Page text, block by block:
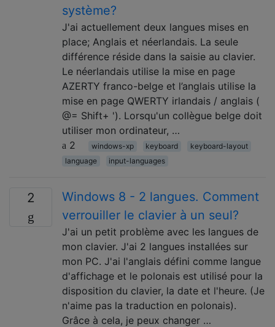
système?
J'ai actuellement deux langues mises en
place; Anglais et néerlandais. La seule
différence réside dans la saisie au clavier.
Le néerlandais utilise la mise en page
AZERTY franco-belge et l’anglais utilise la
mise en page QWERTY irlandais / anglais (
@= Shift+ '). Lorsqu'un collègue belge doit
utiliser mon ordinateur, …
2
windows-xp keyboard
keyboard-layout
language
input-languages
2
Windows 8 - 2 langues. Comment
verrouiller le clavier à un seul?
J'ai un petit problème avec les langues de
mon clavier. J'ai 2 langues installées sur
mon PC. J'ai l'anglais défini comme langue
d'affichage et le polonais est utilisé pour la
disposition du clavier, la date et l'heure. (Je
n'aime pas la traduction en polonais).
Grâce à cela, je peux changer …